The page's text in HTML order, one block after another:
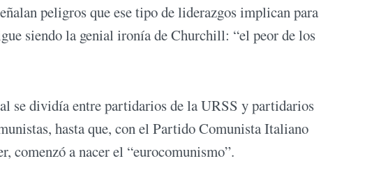
peligros que ese tipo de liderazgos implican para
siendo la genial ironía de Churchill: “el peor de los
se dividía entre partidarios de la URSS y partidarios
hasta que, con el Partido Comunista Italiano
comenzó a nacer el “eurocomunismo”.